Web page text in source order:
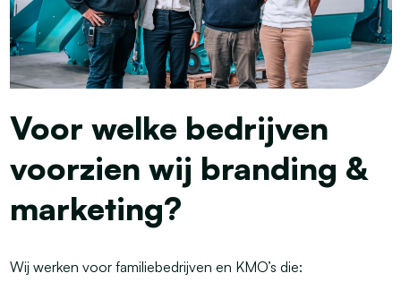
Voor welke bedrijven
voorzien wij branding &
marketing?
Wij werken voor familiebedrijven en KMO’s die: